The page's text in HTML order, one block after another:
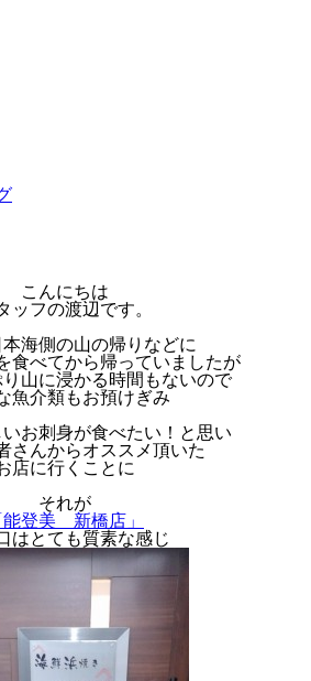
こんにちは
ッフの渡辺です。
本海側の山の帰りなどに
食べてから帰っていましたが
山に浸かる時間もないので
魚介類もお預けぎみ
お刺身が食べたい！と思い
さんからオススメ頂いた
店に行くことに
それが
能登美 新橋店」
はとても質素な感じ